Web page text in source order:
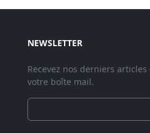
NEWSLETTER
Recevez nos derniers
votre boîte mail.